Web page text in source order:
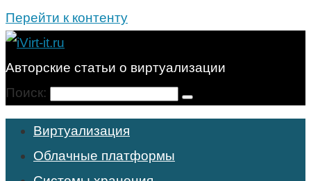
Перейти к контенту
Авторские статьи о виртуализации
Поиск:
Виртуализация
Облачные платформы